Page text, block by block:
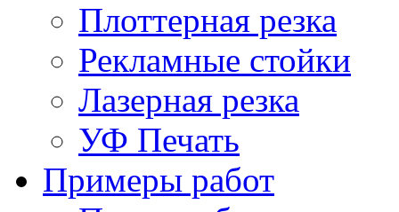
Плоттерная резка
Рекламные стойки
Лазерная резка
УФ Печать
Примеры работ